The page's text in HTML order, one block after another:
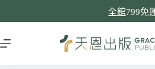
全館799免
至